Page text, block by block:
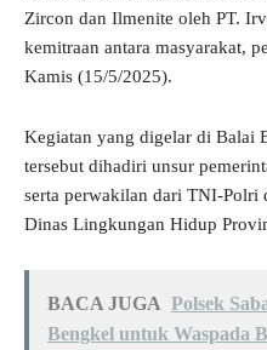
Zircon dan Ilmenite oleh PT.
kemitraan antara masyarakat,
Kamis (15/5/2025).
Kegiatan yang digelar di Balai
tersebut dihadiri unsur
serta perwakilan dari TNI-Polri
Dinas Lingkungan Hidup
BACA JUGA Polsek
Bengkel untuk Waspada